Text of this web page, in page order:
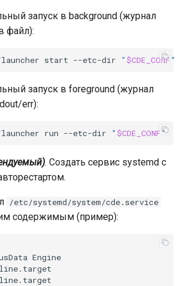
запуск в background (журнал
файл):
start --etc-dir " $CDE_CONF"
запуск в foreground (журнал
err):
run --etc-dir " $CDE_CONF"
. Создать сервис systemd с
/etc/systemd/system/cde.service
содержимым (пример):
Engine